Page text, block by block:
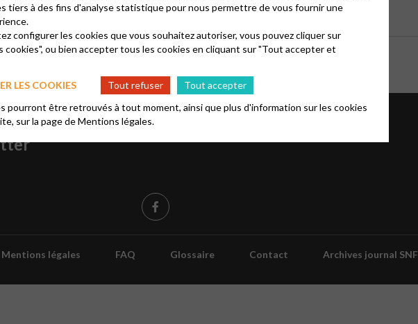
aura lieu notre fête paroissiale.
à notre
Mentions légales FAQ Glossaire Contact Archives journal SNF
tiers à des fins d'analyse statistique pour nous permettre de vous fournir une
configurer les cookies que vous souhaitez autoriser, vous pouvez cliquer sur
cookies", ou bien accepter tous les cookies en cliquant sur "Tout accepter et
LES COOKIES
Tout refuser
Tout accepter
pourront être retrouvés à tout moment, ainsi que plus d'information sur les cookies
sur la page deMentions légales.